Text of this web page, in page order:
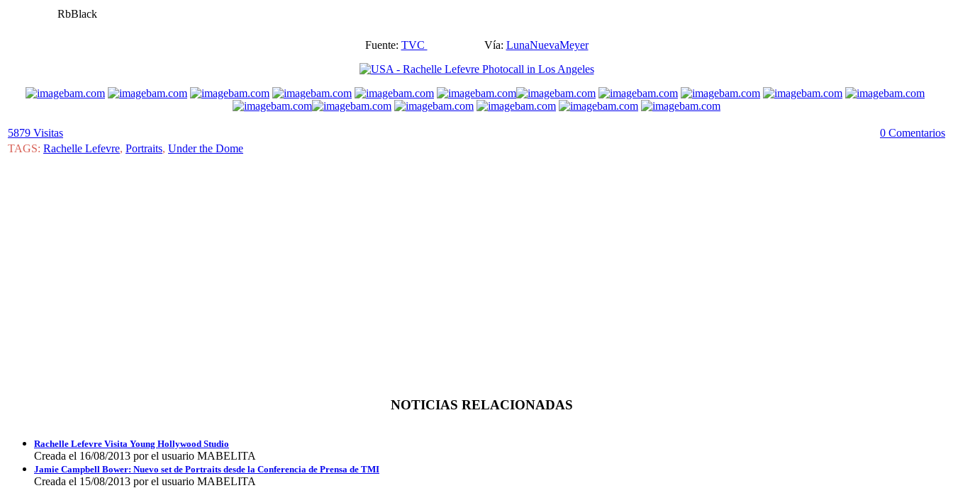
RbBlack
Fuente: TVC Vía: LunaNuevaMeyer
5879 Visitas
0 Comentarios
TAGS: Rachelle Lefevre, Portraits, Under the Dome
NOTICIAS RELACIONADAS
Rachelle Lefevre Visita Young Hollywood Studio
Creada el 16/08/2013 por el usuario MABELITA
Jamie Campbell Bower: Nuevo set de Portraits desde la Conferencia de Prensa de TMI
Creada el 15/08/2013 por el usuario MABELITA